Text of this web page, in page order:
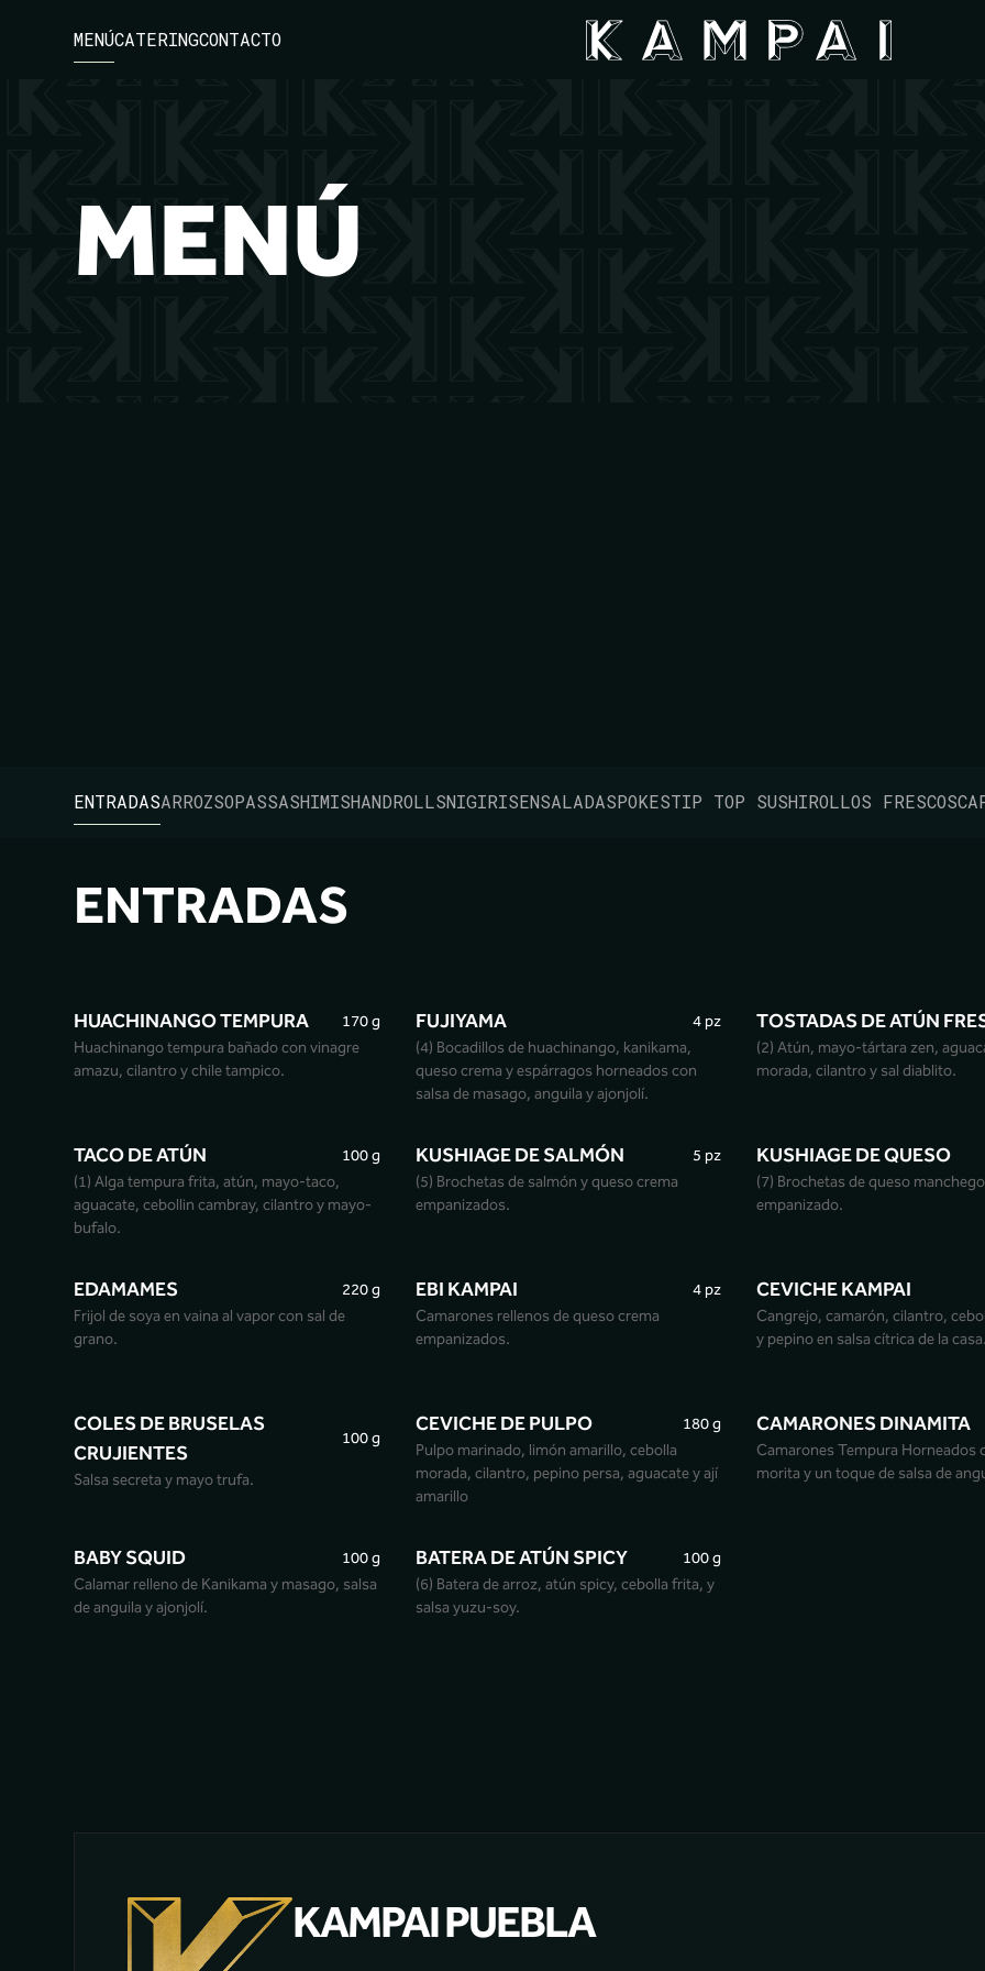
MENÚCATERINGCONTACTO
MENÚ
ENTRADASARROZSOPASSASHIMISHANDROLLSNIGIRISENSALADASPOKESTIP TOP SUSHIROLLOS FRESCOS
ENTRADAS
HUACHINANGO TEMPURA
170 g
Huachinango tempura bañado con vinagre
amazu, cilantro y chile tampico.
FUJIYAMA
4 pz
(4) Bocadillos de huachinango, kanikama,
queso crema y espárragos horneados con
salsa de masago, anguila y ajonjolí.
TOSTADAS DE ATÚN
(2) Atún, mayo-tártara zen,
morada, cilantro y sal diablito.
TACO DE ATÚN
100 g
(1) Alga tempura frita, atún, mayo-taco,
aguacate, cebollin cambray, cilantro y mayo-
bufalo.
KUSHIAGE DE SALMÓN
5 pz
(5) Brochetas de salmón y queso crema
empanizados.
KUSHIAGE DE QUESO
(7) Brochetas de queso manchego
empanizado.
EDAMAMES
220 g
Frijol de soya en vaina al vapor con sal de
grano.
EBI KAMPAI
4 pz
Camarones rellenos de queso crema
empanizados.
CEVICHE KAMPAI
Cangrejo, camarón, cilantro,
y pepino en salsa cítrica de la casa.
COLES DE BRUSELAS
CRUJIENTES
100 g
Salsa secreta y mayo trufa.
CEVICHE DE PULPO
180 g
Pulpo marinado, limón amarillo, cebolla
morada, cilantro, pepino persa, aguacate y ají
amarillo
CAMARONES DINAMITA
Camarones Tempura Horneados
morita y un toque de salsa de
BABY SQUID
100 g
Calamar relleno de Kanikama y masago, salsa
de anguila y ajonjolí.
BATERA DE ATÚN SPICY
100 g
(6) Batera de arroz, atún spicy, cebolla frita, y
salsa yuzu-soy.
KAMPAI PUEBLA